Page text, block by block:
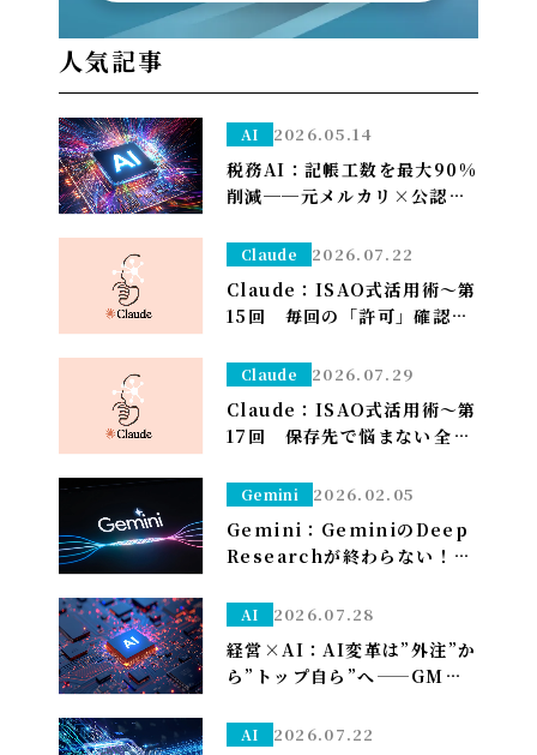
人気記事
AI 2026.05.14
税務AI：記帳工数を最大90%
削減──元メルカリ×公認会
Zeimee、半年後の本格投入
へ
Claude 2026.07.22
Claude：ISAO式活用術～第
15回 毎回の「許可」確認が
は「常に許可」で流す（※管
理者設定）～
Claude 2026.07.29
Claude：ISAO式活用術～第
17回 保存先で悩まない――全部
して、仕分けはClaudeに任
せる～
Gemini 2026.02.05
Gemini：GeminiのDeep
Researchが終わらない！？
た1つ」のこと
AI 2026.07.28
経営×AI：AI変革は”外注”か
ら”トップ自ら”へ——GMO熊
任、社長がコードを書く
AI 2026.07.22